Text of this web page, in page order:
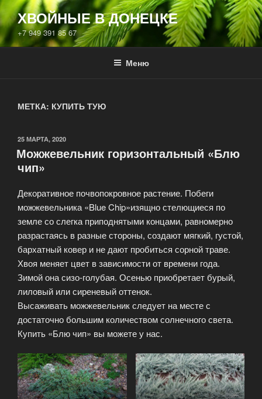
Перейти
к
содержимому
ХВОЙНЫЕ В ДОНЕЦКЕ
+7 949 391 85 67
Меню
МЕТКА: КУПИТЬ ТУЮ
ОПУБЛИКОВАНО
25 МАРТА, 2020
Можжевельник горизонтальный «Блю
чип»
Декоративное почвопокровное растение. Побеги
можжевельника «Blue Chip»изящно стелющиеся по
земле со слегка приподнятыми концами, равномерно
разрастаясь в разные стороны, создают мягкий, густой,
бархатный ковер и не дают пробиться сорной траве.
Хвоя меняет цвет в зависимости от времени года.
Зимой она сизо-голубая. Осенью приобретает бурый,
лиловый или сиреневый оттенок.
Высаживать можжевельник следует на месте с
достаточно большим количеством солнечного света.
Купить «Блю чип» вы можете у нас.